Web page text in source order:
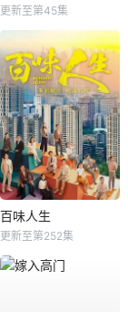
更新至第45集
百味人生
更新至第252集